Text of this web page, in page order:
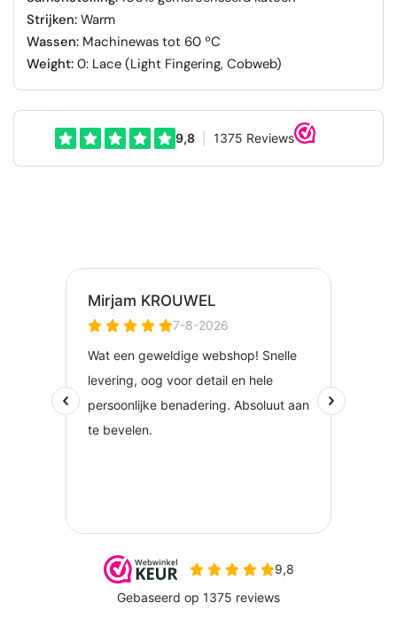
Strijken:Warm
Wassen:Machinewas tot 60 ºC
Weight:0: Lace (Light Fingering, Cobweb)